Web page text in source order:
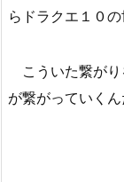
らドラクエ１０
こういた繋がり
が繋がっていくん